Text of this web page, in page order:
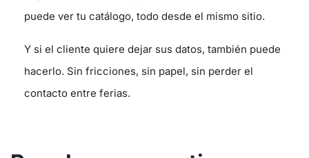
puede ver tu catálogo, todo desde el mismo sitio.
Y si el cliente quiere dejar sus datos, también puede
hacerlo. Sin fricciones, sin papel, sin perder el
contacto entre ferias.